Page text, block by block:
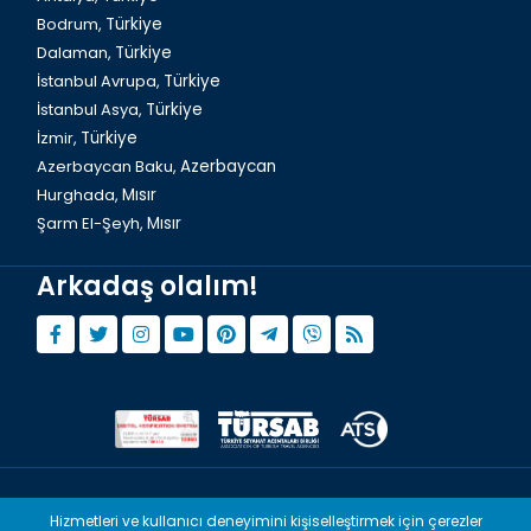
İstanbulda Süleymaniye Camii
Bodrum, Türkiye
Dalaman, Türkiye
İstanbul Avrupa, Türkiye
İstanbul Asya, Türkiye
İzmir, Türkiye
Azerbaycan Baku, Azerbaycan
Hurghada, Mısır
Şarm El-Şeyh, Mısır
Arkadaş olalım!
© Copyright 2015 - 2026, Tourwix.de
Hizmetleri ve kullanıcı deneyimini kişiselleştirmek için çerezler